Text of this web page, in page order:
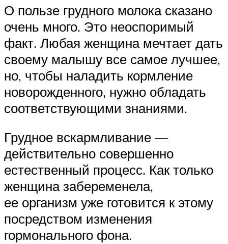
О пользе грудного молока сказано
очень много. Это неоспоримый
факт. Любая женщина мечтает дать
своему малышу все самое лучшее,
но, чтобы наладить кормление
новорожденного, нужно обладать
соответствующими знаниями.
Грудное вскармливание —
действительно совершенно
естественный процесс. Как только
женщина забеременела,
ее организм уже готовится к этому
посредством изменения
гормонального фона.